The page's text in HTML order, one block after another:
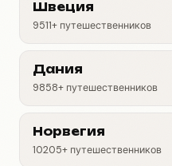
Швеция
9511+ путешественников
Дания
9858+ путешественников
Норвегия
10205+ путешественников